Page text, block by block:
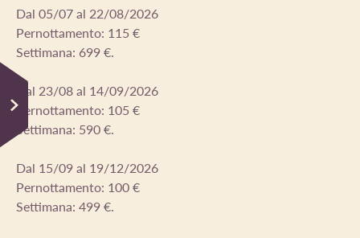
Dal 05/07 al 22/08/2026
Pernottamento: 115 €
Settimana: 699 €.
Dal 23/08 al 14/09/2026
Pernottamento: 105 €
Settimana: 590 €.
Dal 15/09 al 19/12/2026
Pernottamento: 100 €
Settimana: 499 €.